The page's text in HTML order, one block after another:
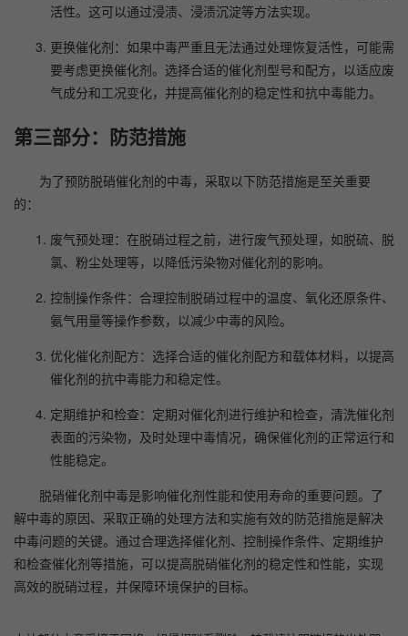
活性。这可以通过浸渍、浸渍沉淀等方法实现。
更换催化剂：如果中毒严重且无法通过处理恢复活性，可能需
要考虑更换催化剂。选择合适的催化剂型号和配方，以适应废
气成分和工况变化，并提高催化剂的稳定性和抗中毒能力。
第三部分：防范措施
为了预防脱硝催化剂的中毒，采取以下防范措施是至关重要
的：
废气预处理：在脱硝过程之前，进行废气预处理，如脱硫、脱
氯、粉尘处理等，以降低污染物对催化剂的影响。
控制操作条件：合理控制脱硝过程中的温度、氧化还原条件、
氨气用量等操作参数，以减少中毒的风险。
优化催化剂配方：选择合适的催化剂配方和载体材料，以提高
催化剂的抗中毒能力和稳定性。
定期维护和检查：定期对催化剂进行维护和检查，清洗催化剂
表面的污染物，及时处理中毒情况，确保催化剂的正常运行和
性能稳定。
脱硝催化剂中毒是影响催化剂性能和使用寿命的重要问题。了
解中毒的原因、采取正确的处理方法和实施有效的防范措施是解决
中毒问题的关键。通过合理选择催化剂、控制操作条件、定期维护
和检查催化剂等措施，可以提高脱硝催化剂的稳定性和性能，实现
高效的脱硝过程，并保障环境保护的目标。